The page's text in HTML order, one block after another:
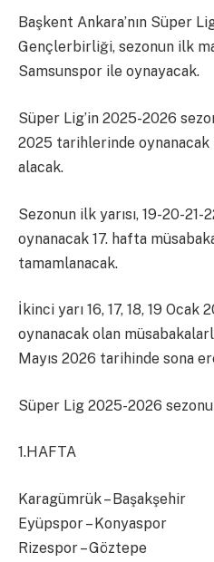
Başkent Ankara’nın Süper
Gençlerbirliği, sezonun ilk
Samsunspor ile oynayacak.
Süper Lig’in 2025-2026
2025 tarihlerinde
alacak.
Sezonun ilk yarısı, 19-20-
oynanacak 17. hafta
tamamlanacak.
İkinci yarı 16, 17, 18, 19
oynanacak olan
Mayıs 2026 tarihinde sona
Süper Lig 2025-2026
1.HAFTA
Karagümrük – Başakşehir
Eyüpspor – Konyaspor
Rizespor – Göztepe